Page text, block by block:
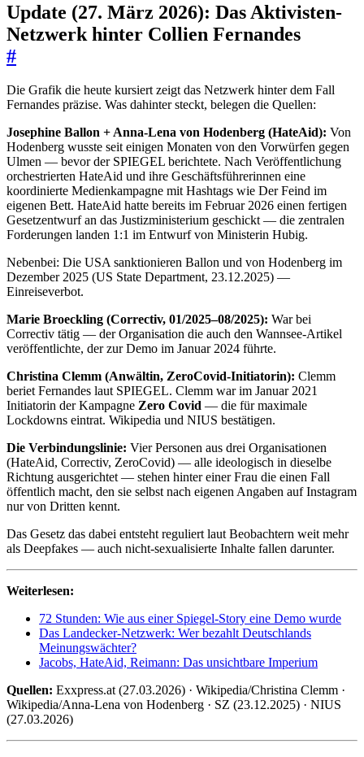
Update (27. März 2026): Das Aktivisten-
Netzwerk hinter Collien Fernandes
#
Die Grafik die heute kursiert zeigt das Netzwerk hinter dem Fall
Fernandes präzise. Was dahinter steckt, belegen die Quellen:
Josephine Ballon + Anna-Lena von Hodenberg (HateAid): Von
Hodenberg wusste seit einigen Monaten von den Vorwürfen gegen
Ulmen — bevor der SPIEGEL berichtete. Nach Veröffentlichung
orchestrierten HateAid und ihre Geschäftsführerinnen eine
koordinierte Medienkampagne mit Hashtags wie Der Feind im
eigenen Bett. HateAid hatte bereits im Februar 2026 einen fertigen
Gesetzentwurf an das Justizministerium geschickt — die zentralen
Forderungen landen 1:1 im Entwurf von Ministerin Hubig.
Nebenbei: Die USA sanktionieren Ballon und von Hodenberg im
Dezember 2025 (US State Department, 23.12.2025) —
Einreiseverbot.
Marie Broeckling (Correctiv, 01/2025–08/2025): War bei
Correctiv tätig — der Organisation die auch den Wannsee-Artikel
veröffentlichte, der zur Demo im Januar 2024 führte.
Christina Clemm (Anwältin, ZeroCovid-Initiatorin): Clemm
beriet Fernandes laut SPIEGEL. Clemm war im Januar 2021
Initiatorin der Kampagne Zero Covid — die für maximale
Lockdowns eintrat. Wikipedia und NIUS bestätigen.
Die Verbindungslinie: Vier Personen aus drei Organisationen
(HateAid, Correctiv, ZeroCovid) — alle ideologisch in dieselbe
Richtung ausgerichtet — stehen hinter einer Frau die einen Fall
öffentlich macht, den sie selbst nach eigenen Angaben auf Instagram
nur von Dritten kennt.
Das Gesetz das dabei entsteht reguliert laut Beobachtern weit mehr
als Deepfakes — auch nicht-sexualisierte Inhalte fallen darunter.
Weiterlesen:
72 Stunden: Wie aus einer Spiegel-Story eine Demo wurde
Das Landecker-Netzwerk: Wer bezahlt Deutschlands
Meinungswächter?
Jacobs, HateAid, Reimann: Das unsichtbare Imperium
Quellen: Exxpress.at (27.03.2026) · Wikipedia/Christina Clemm ·
Wikipedia/Anna-Lena von Hodenberg · SZ (23.12.2025) · NIUS
(27.03.2026)